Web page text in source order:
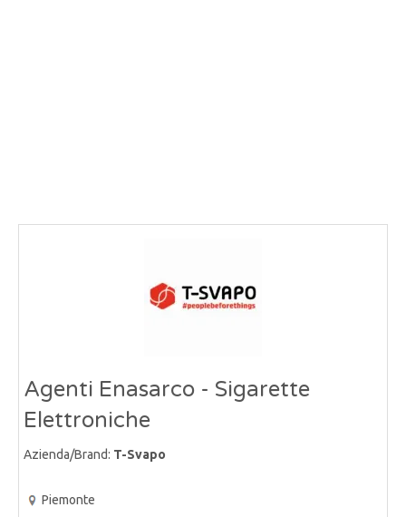
Agenti Enasarco - Sigarette
Elettroniche
Azienda/Brand: T-Svapo
Piemonte